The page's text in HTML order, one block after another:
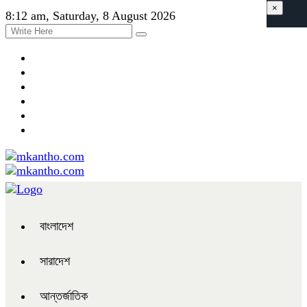
8:12 am, Saturday, 8 August 2026
বাংলাদেশ
সারাদেশ
আন্তর্জাতিক
×